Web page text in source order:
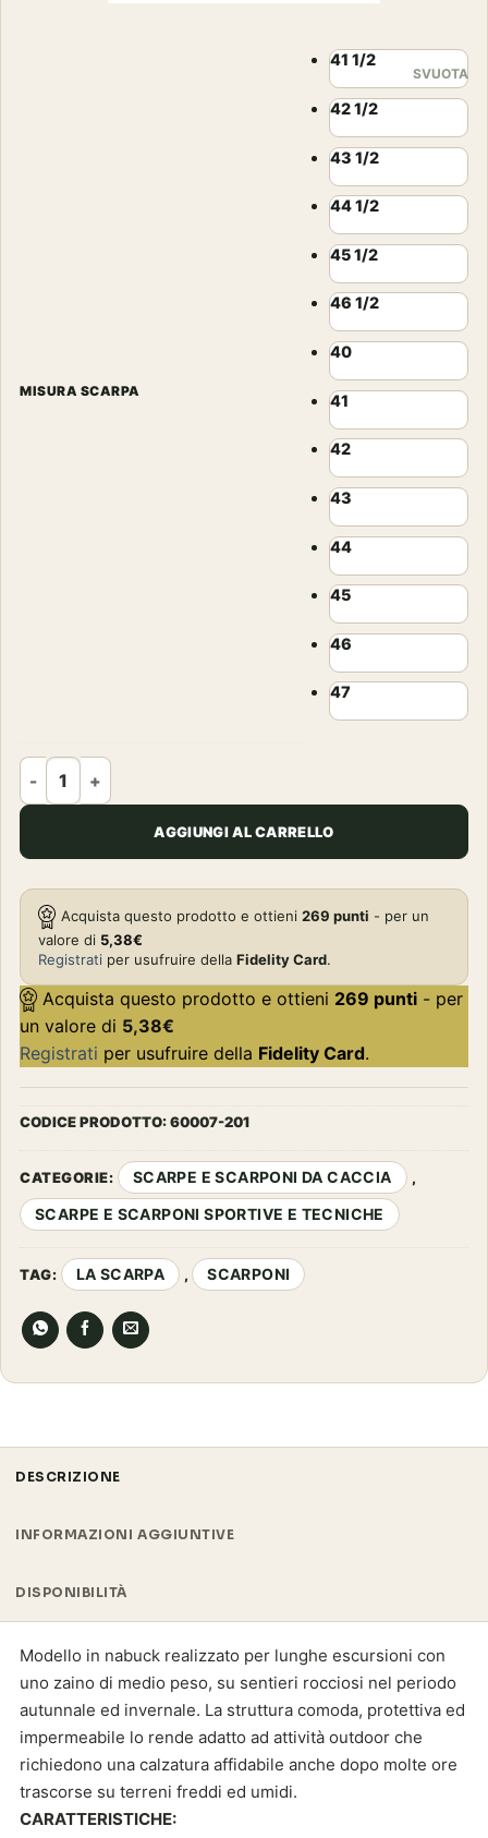
MISURA SCARPA
41 1/2
42 1/2
43 1/2
44 1/2
45 1/2
46 1/2
40
41
42
43
44
45
46
47
SVUOTA
SCARPONI - SCARPA - LADAKH GTX T.MORO quantità
AGGIUNGI AL CARRELLO
Acquista questo prodotto e ottieni 269 punti - per un
valore di 5,38€
Registrati per usufruire della Fidelity Card.
Acquista questo prodotto e ottieni 269 punti - per
un valore di 5,38€
Registrati per usufruire della Fidelity Card.
CODICE PRODOTTO:60007-201
CATEGORIE: SCARPE E SCARPONI DA CACCIA ,
SCARPE E SCARPONI SPORTIVE E TECNICHE
TAG: LA SCARPA , SCARPONI
DESCRIZIONE
INFORMAZIONI AGGIUNTIVE
DISPONIBILITÀ
Modello in nabuck realizzato per lunghe escursioni con
uno zaino di medio peso, su sentieri rocciosi nel periodo
autunnale ed invernale. La struttura comoda, protettiva ed
impermeabile lo rende adatto ad attività outdoor che
richiedono una calzatura affidabile anche dopo molte ore
trascorse su terreni freddi ed umidi.
CARATTERISTICHE: